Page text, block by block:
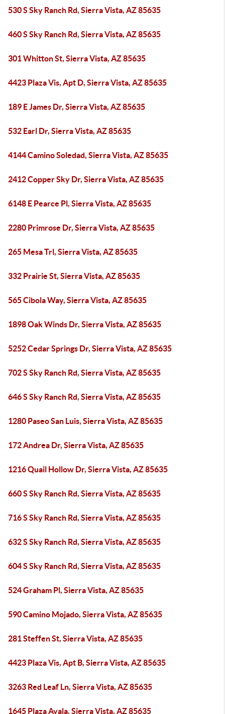
530 S Sky Ranch Rd, Sierra Vista, AZ 85635
460 S Sky Ranch Rd, Sierra Vista, AZ 85635
301 Whitton St, Sierra Vista, AZ 85635
4423 Plaza Vis, Apt D, Sierra Vista, AZ 85635
189 E James Dr, Sierra Vista, AZ 85635
532 Earl Dr, Sierra Vista, AZ 85635
4144 Camino Soledad, Sierra Vista, AZ 85635
2412 Copper Sky Dr, Sierra Vista, AZ 85635
6148 E Pearce Pl, Sierra Vista, AZ 85635
2280 Primrose Dr, Sierra Vista, AZ 85635
265 Mesa Trl, Sierra Vista, AZ 85635
332 Prairie St, Sierra Vista, AZ 85635
565 Cibola Way, Sierra Vista, AZ 85635
1898 Oak Winds Dr, Sierra Vista, AZ 85635
5252 Cedar Springs Dr, Sierra Vista, AZ 85635
702 S Sky Ranch Rd, Sierra Vista, AZ 85635
646 S Sky Ranch Rd, Sierra Vista, AZ 85635
1280 Paseo San Luis, Sierra Vista, AZ 85635
172 Andrea Dr, Sierra Vista, AZ 85635
1216 Quail Hollow Dr, Sierra Vista, AZ 85635
660 S Sky Ranch Rd, Sierra Vista, AZ 85635
716 S Sky Ranch Rd, Sierra Vista, AZ 85635
632 S Sky Ranch Rd, Sierra Vista, AZ 85635
604 S Sky Ranch Rd, Sierra Vista, AZ 85635
524 Graham Pl, Sierra Vista, AZ 85635
590 Camino Mojado, Sierra Vista, AZ 85635
281 Steffen St, Sierra Vista, AZ 85635
4423 Plaza Vis, Apt B, Sierra Vista, AZ 85635
3263 Red Leaf Ln, Sierra Vista, AZ 85635
1645 Plaza Ayala, Sierra Vista, AZ 85635